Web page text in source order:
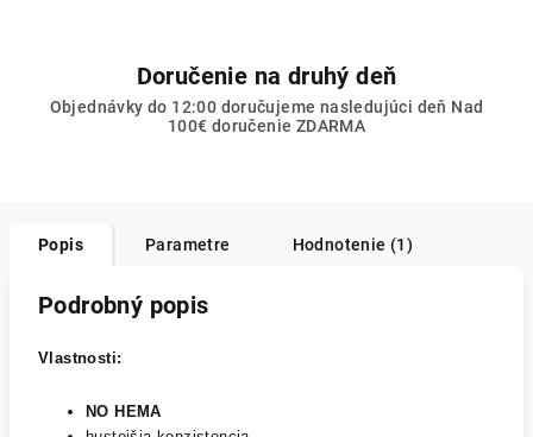
Doručenie na druhý deň
Objednávky do 12:00 doručujeme nasledujúci deň Nad
100€ doručenie ZDARMA
Popis Parametre Hodnotenie (1)
Podrobný popis
Vlastnosti:
NO HEMA